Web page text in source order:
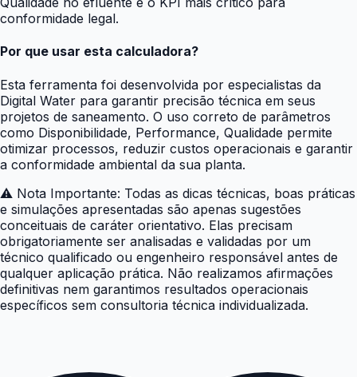
conformidade legal.
Por que usar esta calculadora?
Esta ferramenta foi desenvolvida por especialistas da
Digital Water para garantir precisão técnica em seus
projetos de saneamento. O uso correto de parâmetros
como Disponibilidade, Performance, Qualidade permite
otimizar processos, reduzir custos operacionais e garantir
a conformidade ambiental da sua planta.
⚠️ Nota Importante: Todas as dicas técnicas, boas práticas
e simulações apresentadas são apenas sugestões
conceituais de caráter orientativo. Elas precisam
obrigatoriamente ser analisadas e validadas por um
técnico qualificado ou engenheiro responsável antes de
qualquer aplicação prática. Não realizamos afirmações
definitivas nem garantimos resultados operacionais
específicos sem consultoria técnica individualizada.